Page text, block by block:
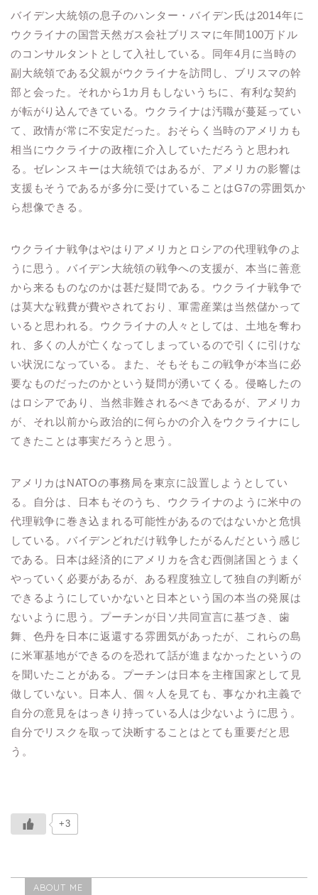
バイデン大統領の息子のハンター・バイデン氏は2014年に
ウクライナの国営天然ガス会社ブリスマに年間100万ドル
のコンサルタントとして入社している。同年4月に当時の
副大統領である父親がウクライナを訪問し、ブリスマの幹
部と会った。それから1カ月もしないうちに、有利な契約
が転がり込んできている。ウクライナは汚職が蔓延ってい
て、政情が常に不安定だった。おそらく当時のアメリカも
相当にウクライナの政権に介入していただろうと思われ
る。ゼレンスキーは大統領ではあるが、アメリカの影響は
支援もそうであるが多分に受けていることはG7の雰囲気か
ら想像できる。
ウクライナ戦争はやはりアメリカとロシアの代理戦争のよ
うに思う。バイデン大統領の戦争への支援が、本当に善意
から来るものなのかは甚だ疑問である。ウクライナ戦争で
は莫大な戦費が費やされており、軍需産業は当然儲かって
いると思われる。ウクライナの人々としては、土地を奪わ
れ、多くの人が亡くなってしまっているので引くに引けな
い状況になっている。また、そもそもこの戦争が本当に必
要なものだったのかという疑問が湧いてくる。侵略したの
はロシアであり、当然非難されるべきであるが、アメリカ
が、それ以前から政治的に何らかの介入をウクライナにし
てきたことは事実だろうと思う。
アメリカはNATOの事務局を東京に設置しようとしてい
る。自分は、日本もそのうち、ウクライナのように米中の
代理戦争に巻き込まれる可能性があるのではないかと危惧
している。バイデンどれだけ戦争したがるんだという感じ
である。日本は経済的にアメリカを含む西側諸国とうまく
やっていく必要があるが、ある程度独立して独自の判断が
できるようにしていかないと日本という国の本当の発展は
ないように思う。プーチンが日ソ共同宣言に基づき、歯
舞、色丹を日本に返還する雰囲気があったが、これらの島
に米軍基地ができるのを恐れて話が進まなかったというの
を聞いたことがある。プーチンは日本を主権国家として見
做していない。日本人、個々人を見ても、事なかれ主義で
自分の意見をはっきり持っている人は少ないように思う。
自分でリスクを取って決断することはとても重要だと思
う。
+3
ABOUT ME